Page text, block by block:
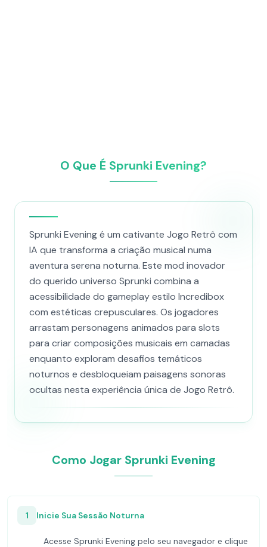
O Que É Sprunki Evening?
Sprunki Evening é um cativante Jogo Retrô com
IA que transforma a criação musical numa
aventura serena noturna. Este mod inovador
do querido universo Sprunki combina a
acessibilidade do gameplay estilo Incredibox
com estéticas crepusculares. Os jogadores
arrastam personagens animados para slots
para criar composições musicais em camadas
enquanto exploram desafios temáticos
noturnos e desbloqueiam paisagens sonoras
ocultas nesta experiência única de Jogo Retrô.
Como Jogar Sprunki Evening
1 Inicie Sua Sessão Noturna
Acesse Sprunki Evening pelo seu navegador e clique